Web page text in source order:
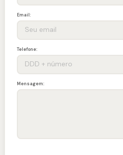
Email:
Telefone:
Mensagem: